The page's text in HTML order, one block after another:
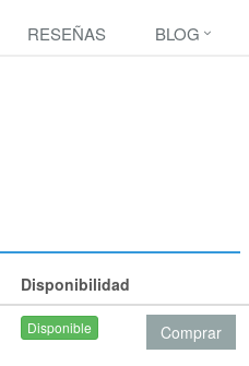
RESEÑAS BLOG
Disponibilidad
Disponible Comprar